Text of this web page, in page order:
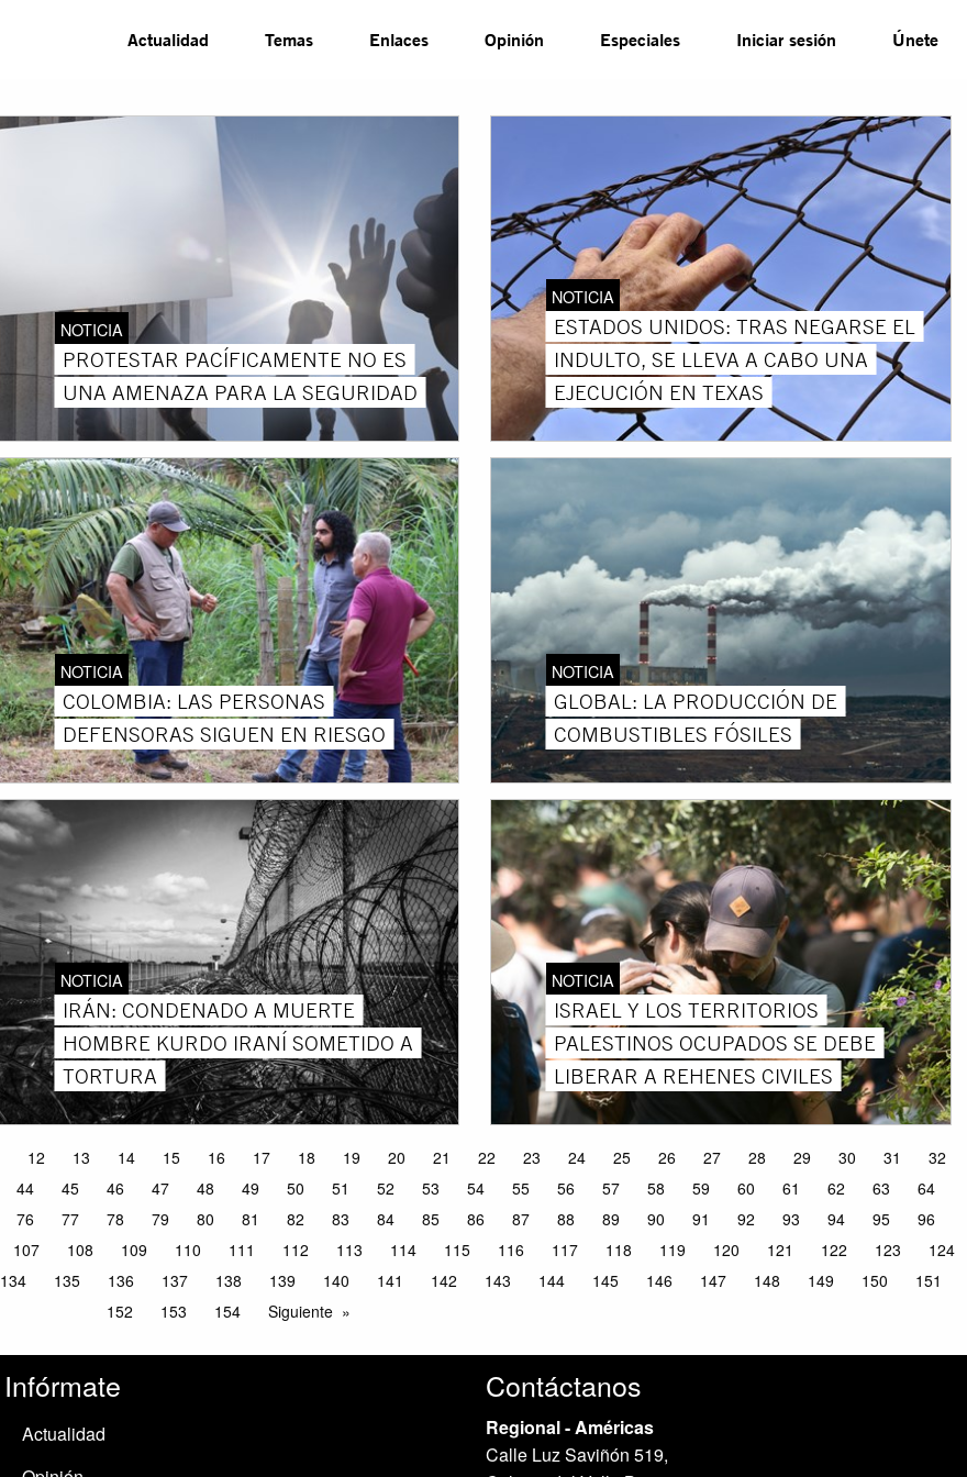
Actualidad Temas Enlaces Opinión Especiales Iniciar sesión Únete
NOTICIA
PROTESTAR PACÍFICAMENTE NO ES
UNA AMENAZA PARA LA SEGURIDAD
NOTICIA
ESTADOS UNIDOS: TRAS NEGARSE EL
INDULTO, SE LLEVA A CABO UNA
EJECUCIÓN EN TEXAS
NOTICIA
COLOMBIA: LAS PERSONAS
DEFENSORAS SIGUEN EN RIESGO
NOTICIA
GLOBAL: LA PRODUCCIÓN DE
COMBUSTIBLES FÓSILES
NOTICIA
IRÁN: CONDENADO A MUERTE
HOMBRE KURDO IRANÍ SOMETIDO A
TORTURA
NOTICIA
ISRAEL Y LOS TERRITORIOS
PALESTINOS OCUPADOS SE DEBE
LIBERAR A REHENES CIVILES
12 13 14 15 16 17 18 19 20 21 22 23 24 25 26 27 28 29 30 31
32
44 45 46 47 48 49 50 51 52 53 54 55 56 57 58 59 60 61 62 63
64
76 77 78 79 80 81 82 83 84 85 86 87 88 89 90 91 92 93 94 95
96
107 108 109 110 111 112 113 114 115 116 117 118 119 120 121 122 123
124
134 135 136 137 138 139 140 141 142 143 144 145 146 147 148 149 150
151
152
153 154 Siguiente
Infórmate
Actualidad
Contáctanos
Regional - Américas
Calle Luz Saviñón 519,